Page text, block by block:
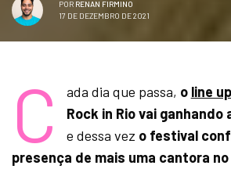
POR RENAN FIRMINO
17 DE DEZEMBRO DE 2021
C ada dia que passa, o line up
Rock in Rio vai ganhando
e dessa vez o festival
presença de mais uma cantora